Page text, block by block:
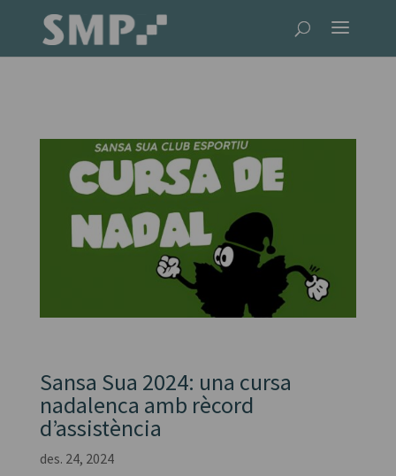
Sansa Sua 2024: una cursa
nadalenca amb rècord
d’assistència
des. 24, 2024